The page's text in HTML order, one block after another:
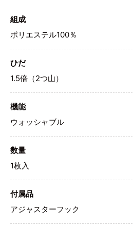
組成
ポリエステル100％
ひだ
1.5倍（2つ山）
機能
ウォッシャブル
数量
1枚入
付属品
アジャスターフック